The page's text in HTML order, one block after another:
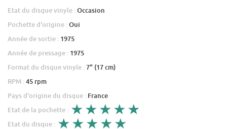
Etat du disque vinyle :Occasion
Pochette d'origine :Oui
Année de sortie : 1975
Année de pressage : 1975
Format du disque vinyle :7" (17 cm)
RPM :45 rpm
Pays d'origine du disque : France
Etat de la pochette :
Etat du disque :